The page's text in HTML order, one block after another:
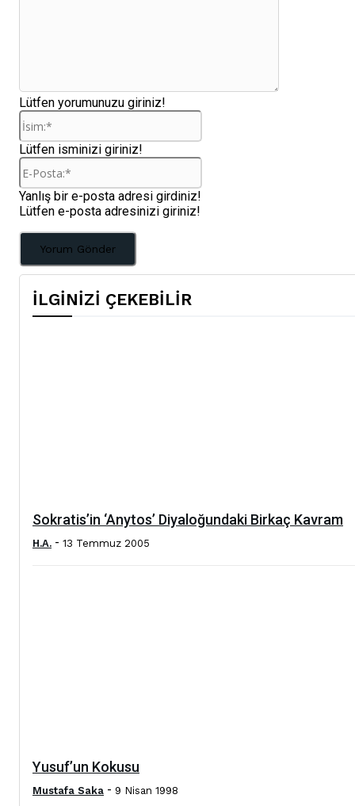
Lütfen yorumunuzu giriniz!
İsim:*
Lütfen isminizi giriniz!
E-
Yanlış bir e-posta adresi girdiniz!
Lütfen e-posta adresinizi giriniz!
İLGİNİZİ ÇEKEBİLİR
Sokratis’in ‘Anytos’ Diyaloğundaki Birkaç Kavram
H.A. - 13 Temmuz 2005
Yusuf’un Kokusu
Mustafa Saka - 9 Nisan 1998